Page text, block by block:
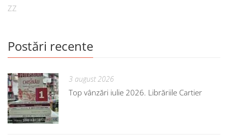
ZZ
Postări recente
3 august 2026
Top vânzări iulie 2026. Librăriile Cartier